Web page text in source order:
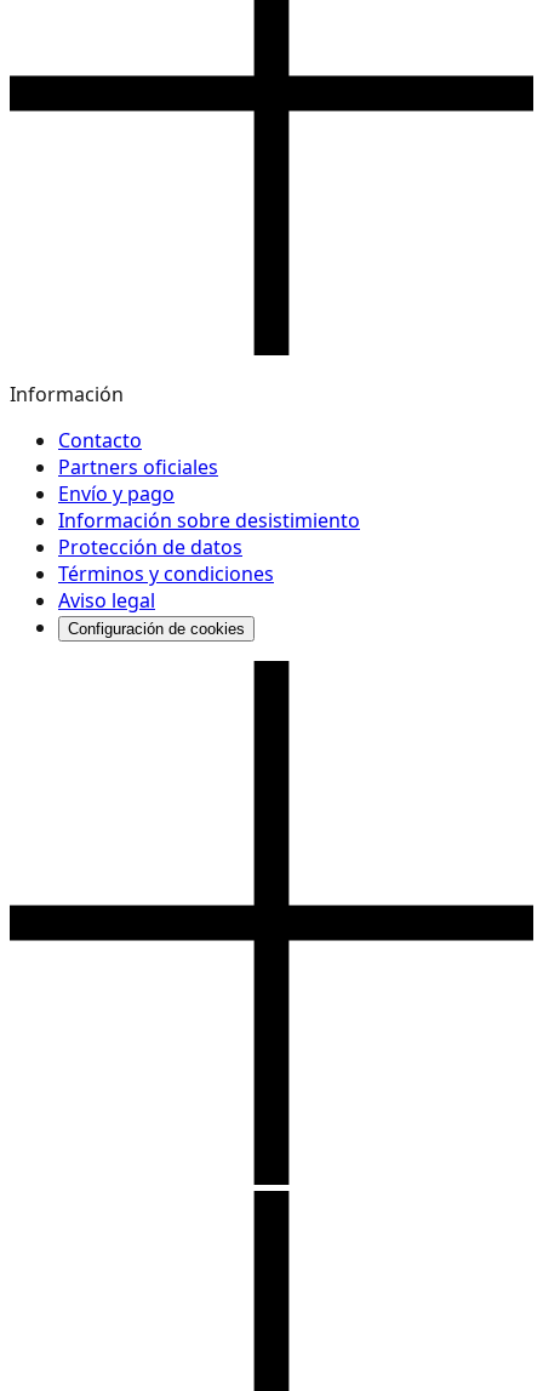
Información
Contacto
Partners oficiales
Envío y pago
Información sobre desistimiento
Protección de datos
Términos y condiciones
Aviso legal
Configuración de cookies